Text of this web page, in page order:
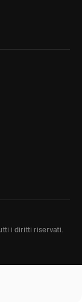
i diritti riservati.